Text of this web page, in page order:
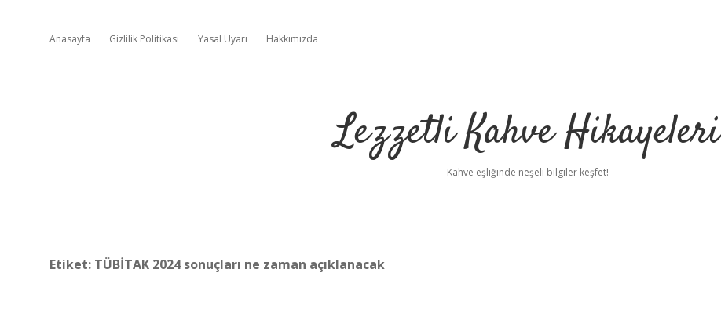
Anasayfa Gizlilik Politikası Yasal Uyarı Hakkımızda
Lezzetli Kahve Hikayeleri
Kahve eşliğinde neşeli bilgiler keşfet!
Etiket: TÜBİTAK 2024 sonuçları ne zaman açıklanacak